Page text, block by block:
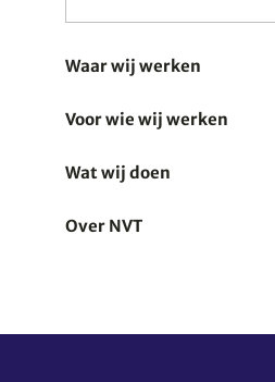
Waar wij werken
Voor wie wij werken
Wat wij doen
Over NVT